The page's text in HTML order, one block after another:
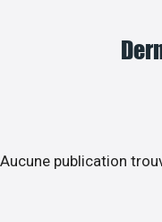
Aucune publication